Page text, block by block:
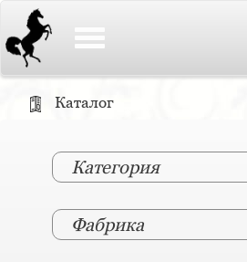
Каталог
Категория
Фабрика